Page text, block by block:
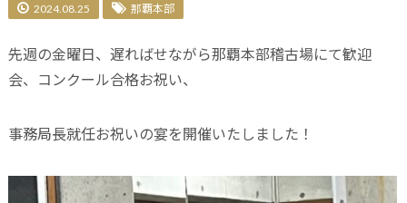
2024.08.25 那覇本部
先週の金曜日、遅ればせながら那覇本部稽古場にて歓迎
会、コンクール合格お祝い、
事務局長就任お祝いの宴を開催いたしました！